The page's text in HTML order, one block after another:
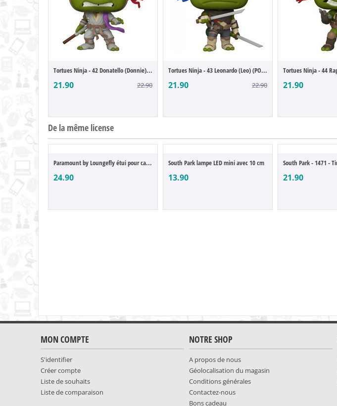
Tortues Ninja - 42 Donatello (Donnie) (PO...
21.90 22.90
Tortues Ninja - 43 Leonardo (Leo) (POP Fi...
21.90 22.90 21.90
De la même license
Paramount by Loungefly étui pour carte de...
24.90
South Park lampe LED mini avec 10 cm
13.90 21.90
MON COMPTE
S'identifier
Créer compte
Liste de souhaits
Liste de comparaison
NOTRE SHOP
A propos de nous
Géolocalisation du magasin
Conditions générales
Contactez-nous
Bons cadeau